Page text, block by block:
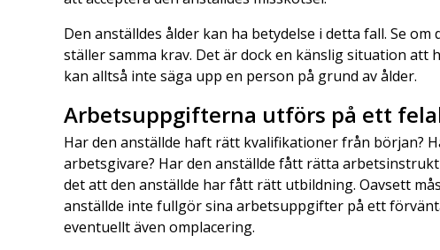
Den anställdes ålder kan ha betydelse i detta fall. Se
ställer samma krav. Det är dock en känslig situation
kan alltså inte säga upp en person på grund av ålder.
Arbetsuppgifterna utförs på ett
Har den anställde haft rätt kvalifikationer från början?
arbetsgivare? Har den anställde fått rätta
det att den anställde har fått rätt utbildning. Oavsett
anställde inte fullgör sina arbetsuppgifter på ett
eventuellt även omplacering.